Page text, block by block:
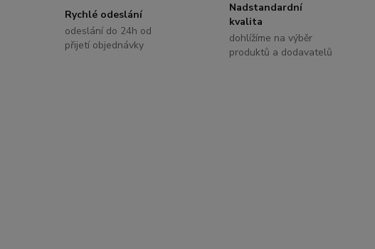
Rychlé odeslání
odeslání do 24h od
přijetí objednávky
Nadstandardní
kvalita
dohlížíme na výběr
produktů a dodavatelů